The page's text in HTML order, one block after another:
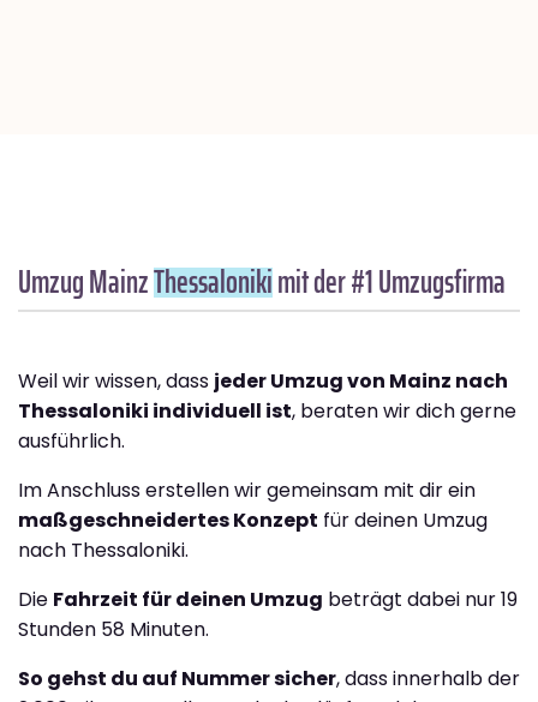
Umzug MainzThessalonikimit der #1 Umzugsfirma
Weil wir wissen, dass jeder Umzug von Mainz nach
Thessaloniki individuell ist, beraten wir dich gerne
ausführlich.
Im Anschluss erstellen wir gemeinsam mit dir ein
maßgeschneidertes Konzept für deinen Umzug
nach Thessaloniki.
Die Fahrzeit für deinen Umzug beträgt dabei nur 19
Stunden 58 Minuten.
So gehst du auf Nummer sicher, dass innerhalb der